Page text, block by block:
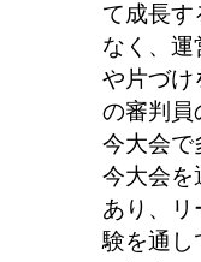
て成長す
なく、運
や片づけ
の審判員
今大会で
今大会を
あり、リ
験を通し